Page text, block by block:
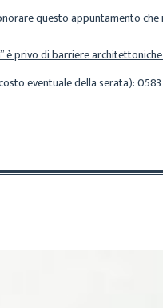
questo appuntamento che
è privo di barriere
eventuale della serata): 0583